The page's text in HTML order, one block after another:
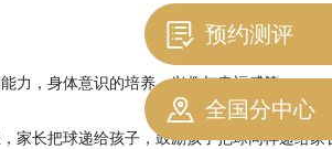
力，身体意识的培养，兴趣与幸福感等。
家长把球递给孩子，鼓励孩子把球同样递给
预约测评
全国分中心